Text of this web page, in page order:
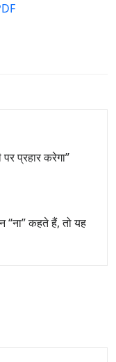
प्रहार करेगा”
“ना” कहते हैं, तो यह